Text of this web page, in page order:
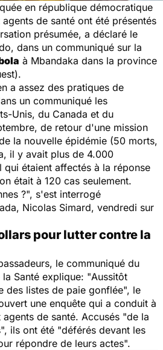
en république démocratique
de santé ont été présentés
présumée, a déclaré le
dans un communiqué sur la
à Mbandaka dans la province
a assez des pratiques de
un communiqué les
Unis, du Canada et du
de retour d'une mission
la nouvelle épidémie (50 morts,
il y avait plus de 4.000
qui étaient affectés à la réponse
était à 120 cas seulement.
?", s'est interrogé
Nicolas Simard, vendredi sur
pour lutter contre la
le communiqué du
Santé explique: "Aussitôt
des listes de paie gonflée", le
une enquête qui a conduit à
de santé. Accusés "de la
", ils ont été "déférés devant les
répondre de leurs actes".